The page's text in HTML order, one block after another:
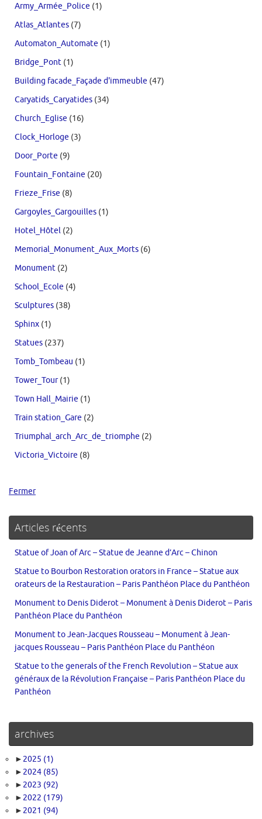
Army_Armée_Police (1)
Atlas_Atlantes (7)
Automaton_Automate (1)
Bridge_Pont (1)
Building facade_Façade d'immeuble (47)
Caryatids_Caryatides (34)
Church_Eglise (16)
Clock_Horloge (3)
Door_Porte (9)
Fountain_Fontaine (20)
Frieze_Frise (8)
Gargoyles_Gargouilles (1)
Hotel_Hôtel (2)
Memorial_Monument_Aux_Morts (6)
Monument (2)
School_Ecole (4)
Sculptures (38)
Sphinx (1)
Statues (237)
Tomb_Tombeau (1)
Tower_Tour(1)
Town Hall_Mairie (1)
Train station_Gare (2)
Triumphal_arch_Arc_de_triomphe (2)
Victoria_Victoire (8)
Fermer
Articles récents
Statue of Joan of Arc – Statue de Jeanne d’Arc – Chinon
Statue to Bourbon Restoration orators in France – Statue aux
orateurs de la Restauration – Paris Panthéon Place du Panthéon
Monument to Denis Diderot – Monument à Denis Diderot – Paris
Panthéon Place du Panthéon
Monument to Jean-Jacques Rousseau – Monument à Jean-
jacques Rousseau – Paris Panthéon Place du Panthéon
Statue to the generals of the French Revolution – Statue aux
généraux de la Révolution Française – Paris Panthéon Place du
Panthéon
archives
► 2025 (1)
► 2024 (85)
► 2023 (92)
► 2022 (179)
► 2021 (94)